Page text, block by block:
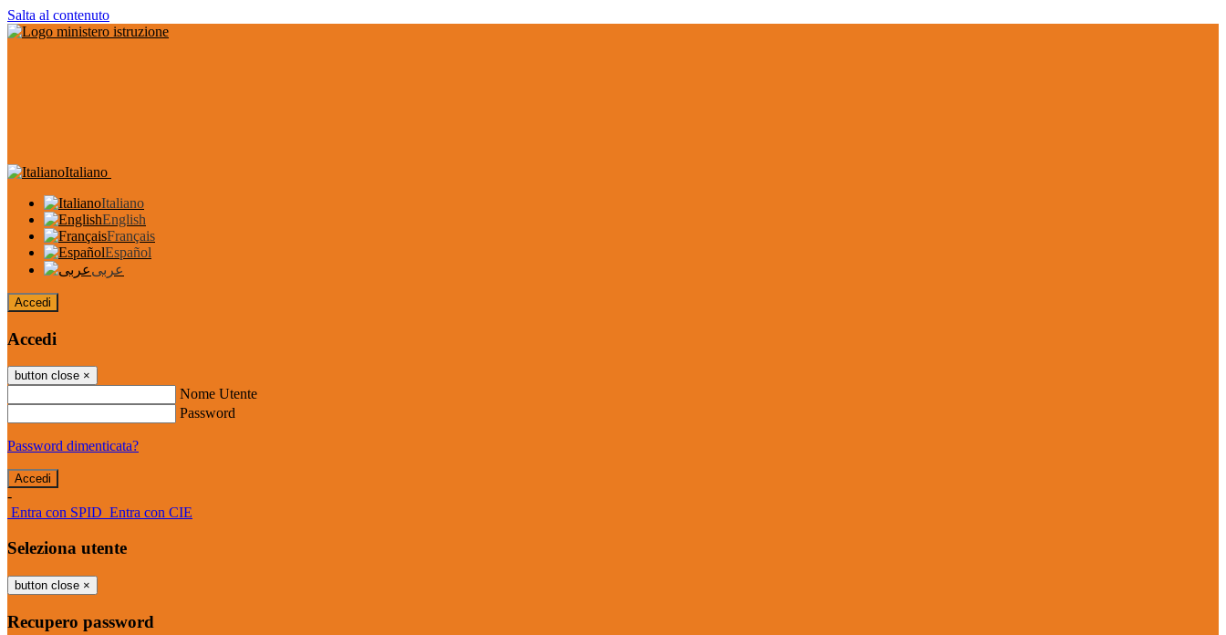
Salta al contenuto
Italiano
Italiano
English
Français
Español
عربى
Accedi
Accedi
button close ×
Nome Utente
Password
Password dimenticata?
-
Entra con SPID Entra con CIE
Seleziona utente
button close ×
Recupero password